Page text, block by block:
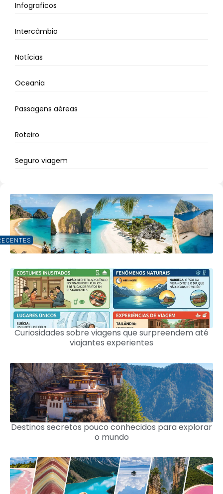
Infograficos
Intercâmbio
Notícias
Oceania
Passagens aéreas
Roteiro
Seguro viagem
Curiosidades sobre viagens que surpreendem até
viajantes experientes
Destinos secretos pouco conhecidos para explorar
o mundo